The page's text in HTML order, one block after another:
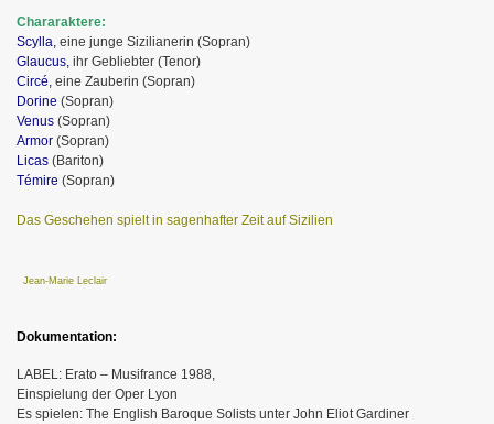
Chararaktere:
Scylla, eine junge Sizilianerin (Sopran)
Glaucus, ihr Gebliebter (Tenor)
Circé, eine Zauberin (Sopran)
Dorine (Sopran)
Venus (Sopran)
Armor (Sopran)
Licas (Bariton)
Témire (Sopran)
Das Geschehen spielt in sagenhafter Zeit auf Sizilien
Jean-Marie Leclair
Dokumentation:
LABEL: Erato – Musifrance 1988,
Einspielung der Oper Lyon
Es spielen: The English Baroque Solists unter John Eliot Gardiner